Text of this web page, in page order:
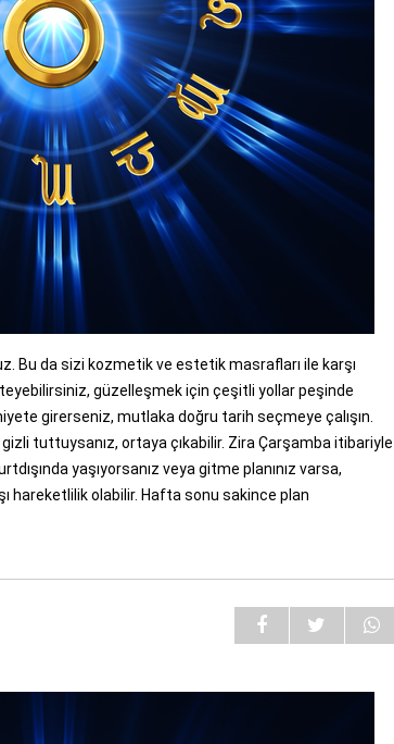
Bu da sizi kozmetik ve estetik masrafları ile karşı
güzelleşmek için çeşitli yollar peşinde
girerseniz, mutlaka doğru tarih seçmeye çalışın.
tuttuysanız, ortaya çıkabilir. Zira Çarşamba itibariyle
yaşıyorsanız veya gitme planınız varsa,
hareketlilik olabilir. Hafta sonu sakince plan